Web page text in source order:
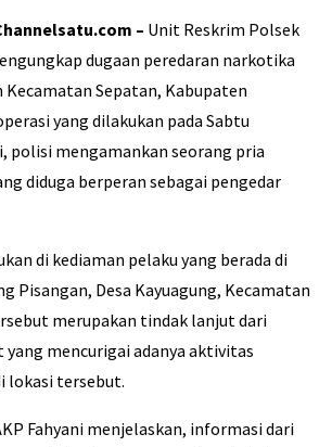
– Unit Reskrim Polsek
dugaan peredaran narkotika
Kecamatan Sepatan, Kabupaten
yang dilakukan pada Sabtu
polisi mengamankan seorang pria
diduga berperan sebagai pengedar
di kediaman pelaku yang berada di
Pisangan, Desa Kayuagung, Kecamatan
merupakan tindak lanjut dari
mencurigai adanya aktivitas
lokasi tersebut.
Fahyani menjelaskan, informasi dari